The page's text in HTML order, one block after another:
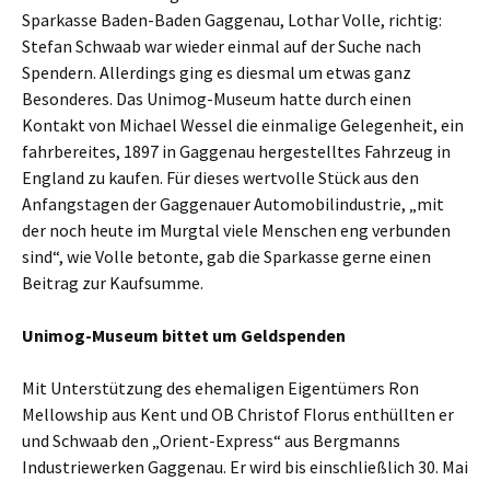
Sparkasse Baden-Baden Gaggenau, Lothar Volle, richtig:
Stefan Schwaab war wieder einmal auf der Suche nach
Spendern. Allerdings ging es diesmal um etwas ganz
Besonderes. Das Unimog-Museum hatte durch einen
Kontakt von Michael Wessel die einmalige Gelegenheit, ein
fahrbereites, 1897 in Gaggenau hergestelltes Fahrzeug in
England zu kaufen. Für dieses wertvolle Stück aus den
Anfangstagen der Gaggenauer Automobilindustrie, „mit
der noch heute im Murgtal viele Menschen eng verbunden
sind“, wie Volle betonte, gab die Sparkasse gerne einen
Beitrag zur Kaufsumme.
Unimog-Museum bittet um Geldspenden
Mit Unterstützung des ehemaligen Eigentümers Ron
Mellowship aus Kent und OB Christof Florus enthüllten er
und Schwaab den „Orient-Express“ aus Bergmanns
Industriewerken Gaggenau. Er wird bis einschließlich 30. Mai